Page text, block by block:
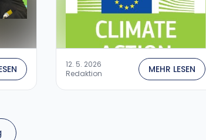
12. 5. 2026
Redaktion
MEHR LESEN